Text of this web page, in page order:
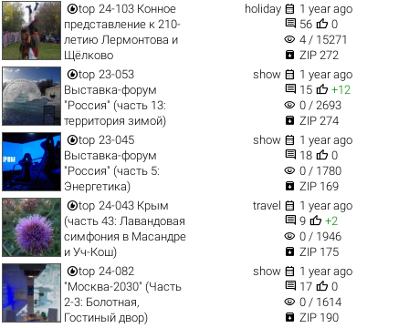
top 24-103 Конное
представление к 210-
летию Лермонтова и
Щёлково
holiday  1 year ago
 56  0
visibility 4 / 15271
 ZIP 272
top 23-053
Выставка-форум
"Россия" (часть 13:
территория зимой)
show  1 year ago
 15  +12
visibility 0 / 2693
 ZIP 274
top 23-045
Выставка-форум
"Россия" (часть 5:
Энергетика)
show  1 year ago
 18  0
visibility 0 / 1780
 ZIP 169
top 24-043 Крым
(часть 43: Лавандовая
симфония в Масандре
и Уч-Кош)
travel  1 year ago
 9  +2
visibility 0 / 1946
 ZIP 175
top 24-082
"Москва-2030" (Часть
2-3: Болотная,
Гостиный двор)
show  1 year ago
 17  0
visibility 0 / 1614
 ZIP 190